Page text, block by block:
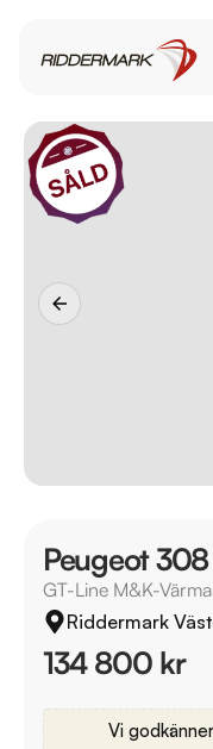
Peugeot
GT-Line M&K-
Riddermark
134 800 kr
Vi godkänner